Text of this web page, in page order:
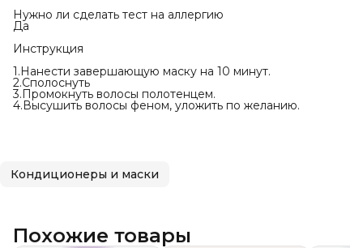
Нужно ли сделать тест на аллергию
Да
Инструкция
1.Нанести завершающую маску на 10 минут.
2.Сполоснуть
3.Промокнуть волосы полотенцем.
4.Высушить волосы феном, уложить по желанию.
Кондиционеры и маски
Похожие товары